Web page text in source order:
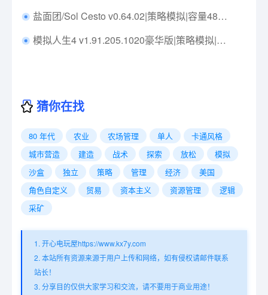
盐面团/Sol Cesto v0.64.02|策略模拟|容量480MB|免安装绿色中文版|支持键盘.鼠标
模拟人生4 v1.91.205.1020豪华版|策略模拟|容量53.8GB|免安装绿色中文版|支持键盘.鼠标
猜你在找
80 年代 农业 农场管理 单人
卡通风格
城市营造
建造 战术 探索 放松
模拟
沙盒
独立 策略 管理 经济
美国
角色自定义
贸易 资本主义 资源管理
逻辑
采矿
1. 开心电玩屋https://www.kx7y.com
2. 本站所有资源来源于用户上传和网络，如有侵权请邮件联系
站长！
3. 分享目的仅供大家学习和交流，请不要用于商业用途！